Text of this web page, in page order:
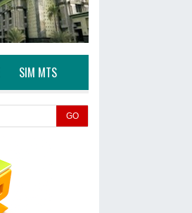
SIM MTS
GO